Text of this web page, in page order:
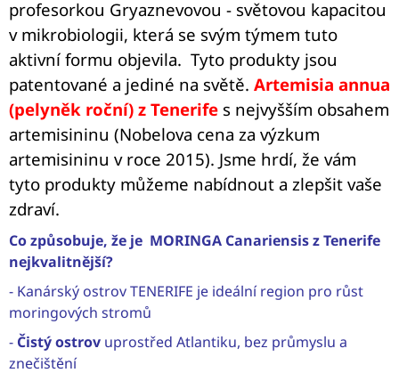
profesorkou Gryaznevovou - světovou kapacitou
v mikrobiologii, která se svým týmem tuto
aktivní formu objevila. Tyto produkty jsou
patentované a jediné na světě. Artemisia annua
(pelyněk roční) z Tenerife s nejvyšším obsahem
artemisininu (Nobelova cena za výzkum
artemisininu v roce 2015). Jsme hrdí, že vám
tyto produkty můžeme nabídnout a zlepšit vaše
zdraví.
Co způsobuje, že je MORINGA Canariensis z Tenerife
nejkvalitnější?
- Kanárský ostrov TENERIFE je ideální region pro růst
moringových stromů
- Čistý ostrov uprostřed Atlantiku, bez průmyslu a
znečištění